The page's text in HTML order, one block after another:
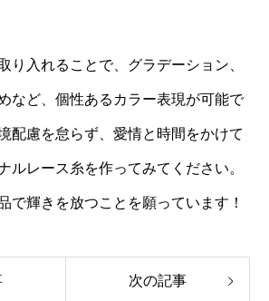
り入れることで、グラデーション、
など、個性あるカラー表現が可能で
配慮を怠らず、愛情と時間をかけて
ルレース糸を作ってみてください。
で輝きを放つことを願っています！
次の記事